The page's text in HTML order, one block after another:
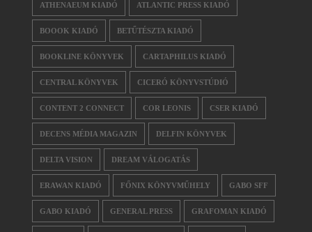
ATHENAEUM KIADÓ ATLANTIC PRESS KIADÓ
BOOOK KIADÓ BETŰTÉSZTA KIADÓ
BOOKLINE KÖNYVEK CARTAPHILUS KIADÓ
CENTRAL KÖNYVEK CICERÓ KÖNYVSTÚDIÓ
CONTENT 2 CONNECT COR LEONIS CSER KIADÓ
DECENS MÉDIA MAGAZIN DELFIN KÖNYVEK
DELTA VISION DREAM VÁLOGATÁS
ERAWAN KIADÓ FŐNIX KÖNYVMŰHELY GABO SFF
GABO KIADÓ GENERAL PRESS GRAFOMAN KIADÓ